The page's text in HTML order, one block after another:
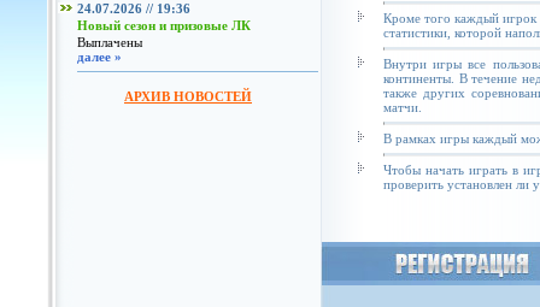
24.07.2026 // 19:36
Новый сезон и призовые ЛК
Выплачены
далее »
АРХИВ НОВОСТЕЙ
Кроме того каждый игрок
статистики, которой
Внутри игры все
континенты. В течение
также других
матчи.
В рамках игры каждый
Чтобы начать играть в
проверить установлен ли